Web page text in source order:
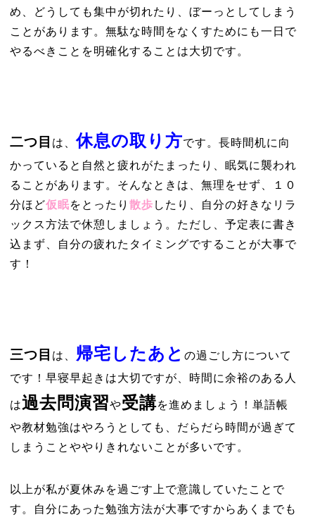
め、どうしても集中が切れたり、ぼーっとしてしまう
ことがあります。無駄な時間をなくすためにも一日で
やるべきことを明確化することは大切です。
二つ目 は、休息の取り方です。長時間机に向
かっていると自然と疲れがたまったり、眠気に襲われ
ることがあります。そんなときは、無理をせず、１０
分ほど仮眠をとったり 散歩 したり、自分の好きなリラ
ックス方法で休憩しましょう。ただし、予定表に書き
込まず、自分の疲れたタイミングですることが大事で
す！
三つ目 は、 帰宅したあと の過ごし方について
です！早寝早起きは大切ですが、時間に余裕のある人
は過去問演習や受講を進めましょう！単語帳
や教材勉強はやろうとしても、だらだら時間が過ぎて
しまうことややりきれないことが多いです。
以上が私が夏休みを過ごす上で意識していたことで
す。自分にあった勉強方法が大事ですからあくまでも